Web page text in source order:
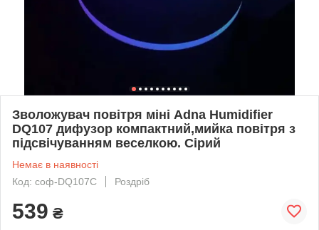
Зволожувач повітря міні Adna Humidifier
DQ107 дифузор компактний,мийка повітря з
підсвічуванням веселкою. Сірий
Немає в наявності
Код: соф-DQ107С
Роздріб
539 ₴